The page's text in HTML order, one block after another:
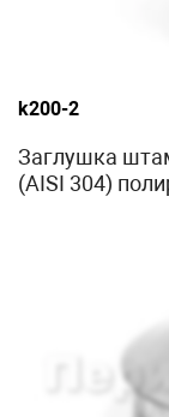
k200-2
Заглушка
(AISI 304)